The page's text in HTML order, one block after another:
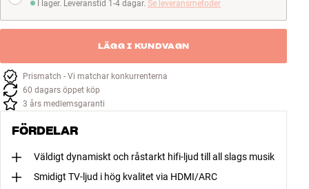
I lager. Leveranstid 1-4 dagar
I lager. Leveranstid 1-4 dagar. Se leveransmetoder
LÄGG I KUNDVAGN
Prismatch - Vi matchar konkurrenterna
60 dagars öppet köp
3 års medlemsgaranti
FÖRDELAR
Väldigt dynamiskt och råstarkt hifi-ljud till all slags musik
Smidigt TV-ljud i hög kvalitet via HDMI/ARC